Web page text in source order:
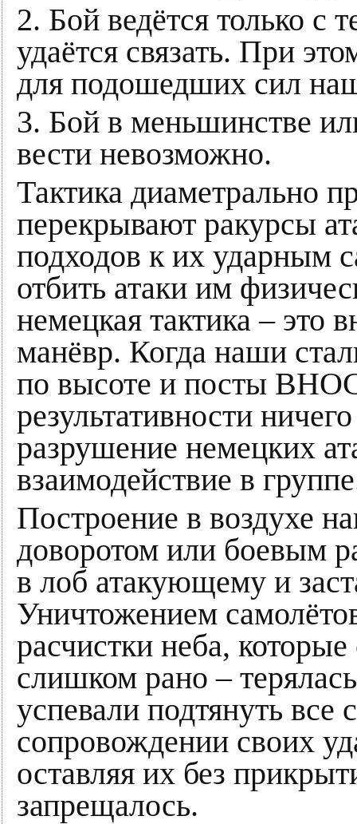
2. Бой ведётся только
удаётся связать. При
для подошедших сил
3. Бой в меньшинстве
вести невозможно.
Тактика диаметрально
перекрывают ракурсы
подходов к их ударным
отбить атаки им
немецкая тактика – это
манёвр. Когда наши
по высоте и посты
результативности
разрушение немецких
взаимодействие в
Построение в воздухе
доворотом или боевым
в лоб атакующему и
Уничтожением
расчистки неба,
слишком рано –
успевали подтянуть
сопровождении своих
оставляя их без
запрещалось.